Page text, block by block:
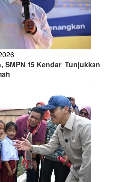
SMPN 15 Kendari Tunjukkan